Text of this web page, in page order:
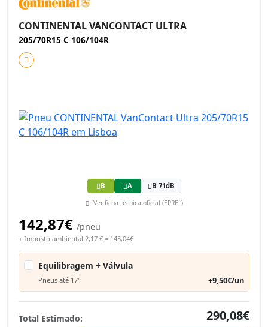
CONTINENTAL VANCONTACT ULTRA
205/70R15 C 106/104R
B A B 71dB
Ver ficha técnica oficial (EPREL)
142,87€ /pneu
+ Imposto ambiental 2,17 € = 145,04€
Equilibragem + Válvula
Pneus até 17" +9,50€/un
Total Estimado:
290,08€